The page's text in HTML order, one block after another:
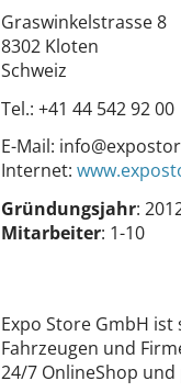
Graswinkelstrasse 8
8302 Kloten
Schweiz
Tel.: +41 44 542 92 00
E-Mail:
Internet:
Gründungsjahr:
Mitarbeiter: 1-10
Expo Store GmbH
Fahrzeugen und
24/7 OnlineShop